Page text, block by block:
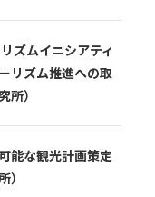
ズムイニシアティ
リズム推進への取
所）
能な観光計画策定
）